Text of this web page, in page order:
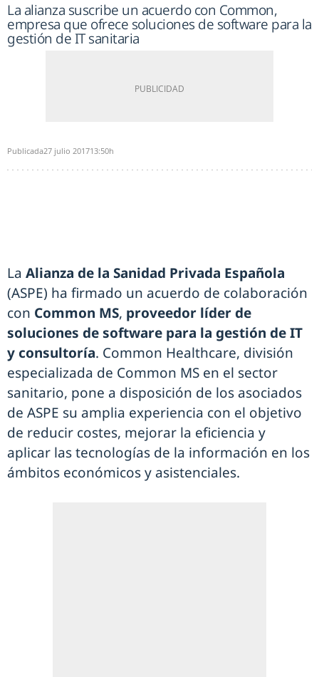
La alianza suscribe un acuerdo con Common,
empresa que ofrece soluciones de software para la
gestión de IT sanitaria
Publicada27 julio 201713:50h
La Alianza de la Sanidad Privada Española
(ASPE) ha firmado un acuerdo de colaboración
con Common MS, proveedor líder de
soluciones de software para la gestión de IT
y consultoría. Common Healthcare, división
especializada de Common MS en el sector
sanitario, pone a disposición de los asociados
de ASPE su amplia experiencia con el objetivo
de reducir costes, mejorar la eficiencia y
aplicar las tecnologías de la información en los
ámbitos económicos y asistenciales.